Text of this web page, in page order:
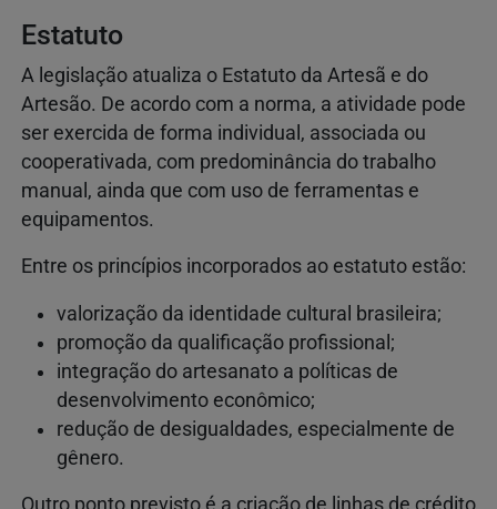
Estatuto
A legislação atualiza o Estatuto da Artesã e do
Artesão. De acordo com a norma, a atividade pode
ser exercida de forma individual, associada ou
cooperativada, com predominância do trabalho
manual, ainda que com uso de ferramentas e
equipamentos.
Entre os princípios incorporados ao estatuto estão:
valorização da identidade cultural brasileira;
promoção da qualificação profissional;
integração do artesanato a políticas de
desenvolvimento econômico;
redução de desigualdades, especialmente de
gênero.
Outro ponto previsto é a criação de linhas de crédito